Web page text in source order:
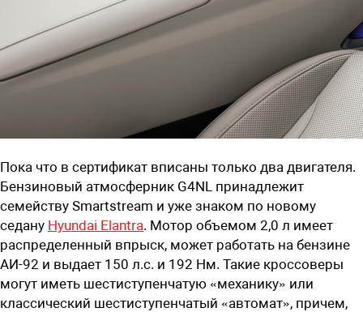
Пока что в сертификат вписаны только два двигателя.
Бензиновый атмосферник G4NL принадлежит
семейству Smartstream и уже знаком по новому
седану Hyundai Elantra. Мотор объемом 2,0 л имеет
распределенный впрыск, может работать на бензине
АИ-92 и выдает 150 л.с. и 192 Нм. Такие кроссоверы
могут иметь шестиступенчатую «механику» или
классический шестиступенчатый «автомат», причем,